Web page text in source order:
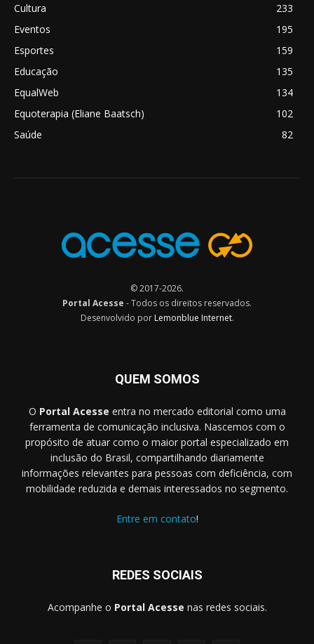
Cultura
233
Eventos
195
Esportes
159
Educação
135
EqualWeb
134
Equoterapia (Eliane Baatsch)
102
Saúde
82
© 2017-2026.
Portal Acesse - Todos os direitos reservados.
Desenvolvido por Lemonblue Internet.
QUEM SOMOS
O Portal Acesse entra no mercado editorial como uma
ferramenta de comunicação inclusiva. Nascemos com o
propósito de atuar como o maior portal especializado em
inclusão do Brasil, compartilhando diariamente
informações relevantes para pessoas com deficiência, com
mobilidade reduzida e demais interessados no segmento.
Entre em contato!
REDES SOCIAIS
Acompanhe o Portal Acesse nas redes sociais.